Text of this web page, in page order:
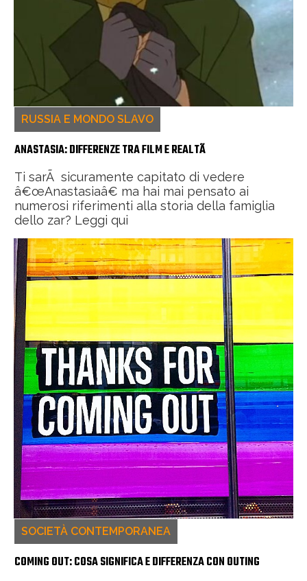
RUSSIA E MONDO SLAVO
ANASTASIA: DIFFERENZE TRA FILM E REALTÃ
Ti sarÃ sicuramente capitato di vedere
â€œAnastasiaâ€ ma hai mai pensato ai
numerosi riferimenti alla storia della famiglia
dello zar? Leggi qui
SOCIETÀ CONTEMPORANEA
COMING OUT: COSA SIGNIFICA E DIFFERENZA CON OUTING